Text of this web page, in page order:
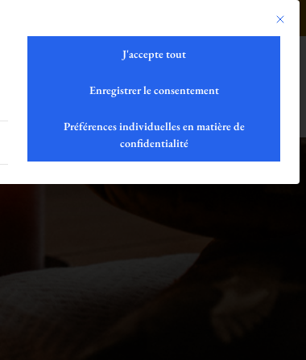
Ce
J'accepte tout
Enregistrer le consentement
Préférences individuelles en matière de
confidentialité